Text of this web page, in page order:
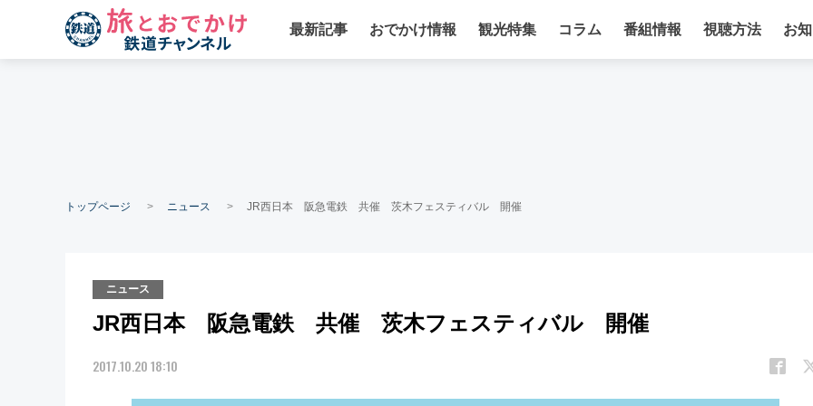
最新記事 おでかけ情報 観光特集 コラム 番組情報 視聴方法 お
トップページ ニュース JR西日本 阪急電鉄 共催 茨木フェスティバル 開催
ニュース
JR西日本 阪急電鉄 共催 茨木フェスティバル 開催
2017.10.20 18:10